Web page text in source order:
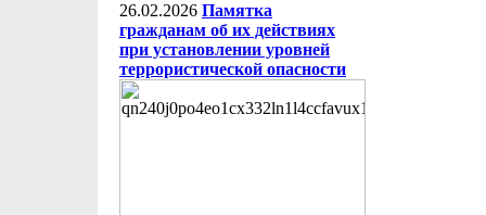
26.02.2026 Памятка
гражданам об их действиях
при установлении уровней
террористической опасности